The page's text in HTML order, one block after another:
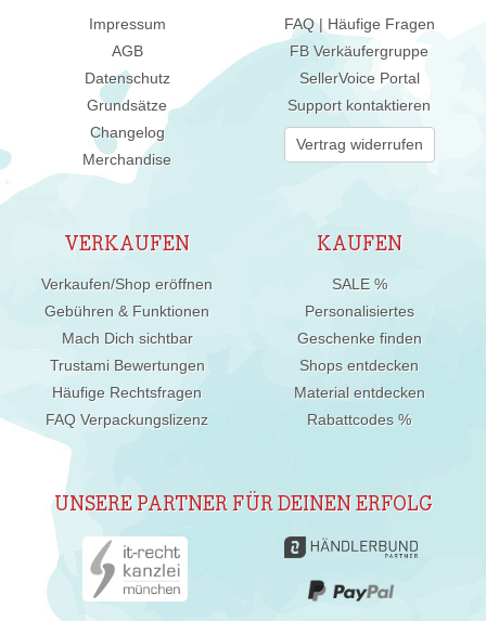
Impressum
AGB
Datenschutz
Grundsätze
Changelog
Merchandise
FAQ | Häufige Fragen
FB Verkäufergruppe
SellerVoice Portal
Support kontaktieren
Vertrag widerrufen
VERKAUFEN
Verkaufen/Shop eröffnen
Gebühren & Funktionen
Mach Dich sichtbar
Trustami Bewertungen
Häufige Rechtsfragen
FAQ Verpackungslizenz
KAUFEN
SALE %
Personalisiertes
Geschenke finden
Shops entdecken
Material entdecken
Rabattcodes %
UNSERE PARTNER FÜR DEINEN ERFOLG